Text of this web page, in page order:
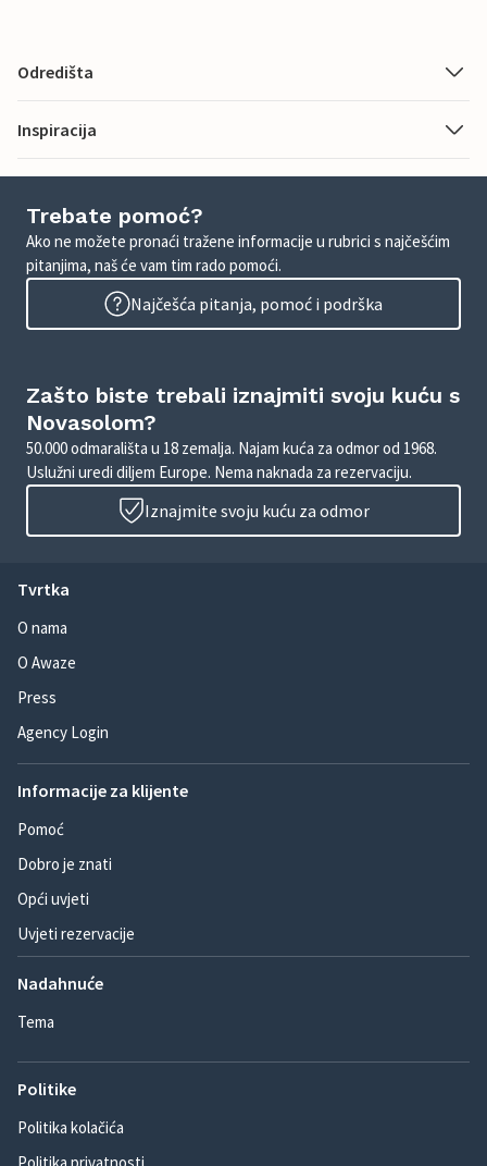
Odredišta
Inspiracija
Trebate pomoć?
Ako ne možete pronaći tražene informacije u rubrici s najčešćim
pitanjima, naš će vam tim rado pomoći.
Najčešća pitanja, pomoć i podrška
Zašto biste trebali iznajmiti svoju kuću s
Novasolom?
50.000 odmarališta u 18 zemalja. Najam kuća za odmor od 1968.
Uslužni uredi diljem Europe. Nema naknada za rezervaciju.
Iznajmite svoju kuću za odmor
Tvrtka
O nama
O Awaze
Press
Agency Login
Informacije za klijente
Pomoć
Dobro je znati
Opći uvjeti
Uvjeti rezervacije
Nadahnuće
Tema
Politike
Politika kolačića